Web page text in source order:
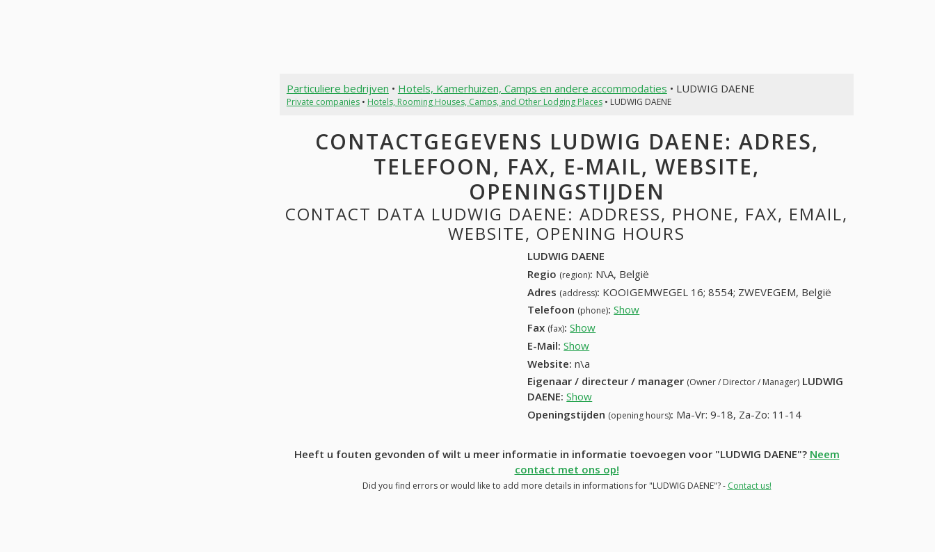
Particuliere bedrijven • Hotels, Kamerhuizen, Camps en andere accommodaties • LUDWIG DAENE
Private companies• Hotels, Rooming Houses, Camps, and Other Lodging Places• LUDWIG DAENE
CONTACTGEGEVENS LUDWIG DAENE: ADRES,
TELEFOON, FAX, E-MAIL, WEBSITE,
OPENINGSTIJDEN
CONTACT DATA LUDWIG DAENE: ADDRESS, PHONE, FAX, EMAIL,
WEBSITE, OPENING HOURS
LUDWIG DAENE
Regio (region): N\A, België
Adres (address): KOOIGEMWEGEL 16; 8554; ZWEVEGEM, België
Telefoon (phone): Show
Fax (fax): Show
E-Mail: Show
Website: n\a
Eigenaar / directeur / manager (Owner / Director / Manager) LUDWIG
DAENE: Show
Openingstijden (opening hours): Ma-Vr: 9-18, Za-Zo: 11-14
Heeft u fouten gevonden of wilt u meer informatie in informatie toevoegen voor "LUDWIG DAENE"? Neem
contact met ons op!
Did you find errors or would like to add more details in informations for "LUDWIG DAENE"? - Contact us!